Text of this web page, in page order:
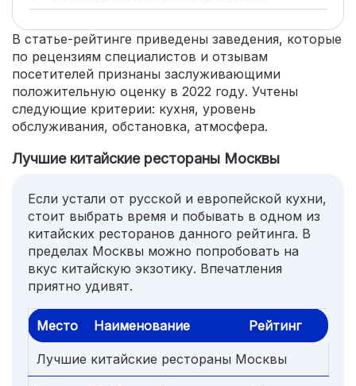
В статье-рейтинге приведены заведения, которые
по рецензиям специалистов и отзывам
посетителей признаны заслуживающими
положительную оценку в 2022 году. Учтены
следующие критерии: кухня, уровень
обслуживания, обстановка, атмосфера.
Лучшие китайские рестораны Москвы
Если устали от русской и европейской кухни,
стоит выбрать время и побывать в одном из
китайских ресторанов данного рейтинга. В
пределах Москвы можно попробовать на
вкус китайскую экзотику. Впечатления
приятно удивят.
Место Наименование Рейтинг
Лучшие китайские рестораны Москвы